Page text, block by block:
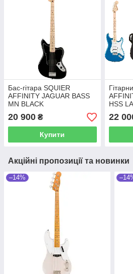
Бас-гітара SQUIER
AFFINITY JAGUAR BASS
MN BLACK
20 900 ₴
Купити
HSS
22
Акційні пропозиції та новинки
–14%